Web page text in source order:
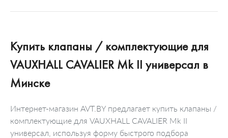
Купить клапаны / комплектующие для
VAUXHALL CAVALIER Mk II универсал в
Минске
Интернет-магазин AVT.BY предлагает купить клапаны /
комплектующие для VAUXHALL CAVALIER Mk II
универсал, используя форму быстрого подбора